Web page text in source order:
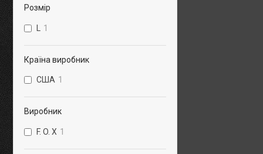
Розмір
L 1
Країна виробник
США 1
Виробник
F. O. X 1